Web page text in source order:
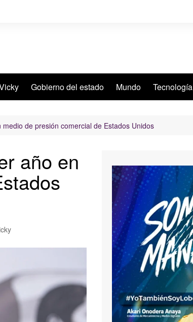
Gobierno del estado Mundo Tecnología
de presión comercial de Estados Unidos
año en